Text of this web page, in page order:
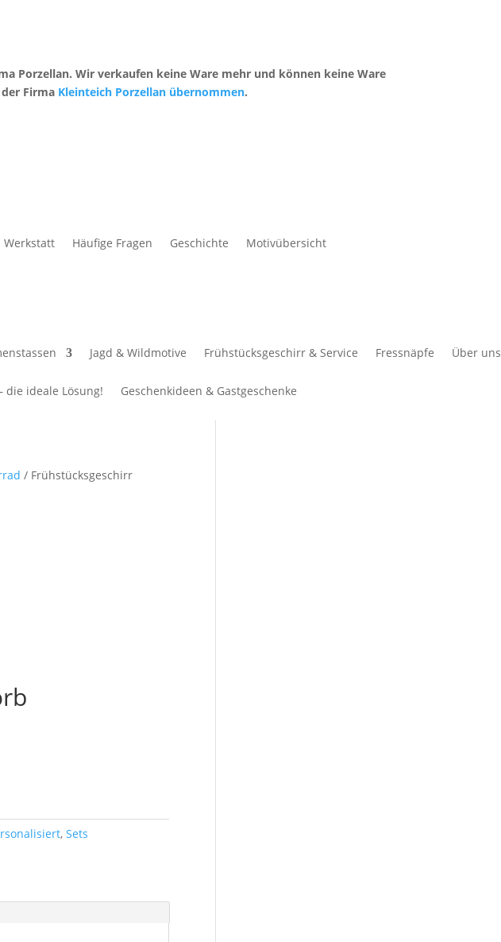
Porzellan. Wir verkaufen keine Ware mehr und können keine Ware
Firma Kleinteich Porzellan übernommen.
Werkstatt Häufige Fragen Geschichte Motivübersicht
Jagd & Wildmotive Frühstücksgeschirr & Service Fressnäpfe Über uns
die ideale Lösung! Geschenkideen & Gastgeschenke
/ Frühstücksgeschirr
,Sets